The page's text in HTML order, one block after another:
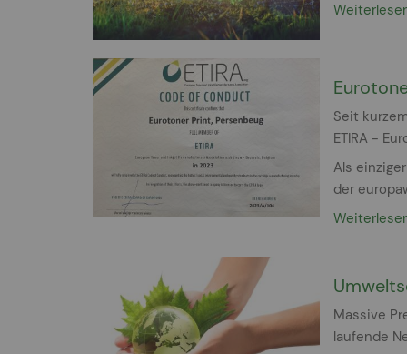
Seit
ETIRA -
Als
der
Massive
laufende